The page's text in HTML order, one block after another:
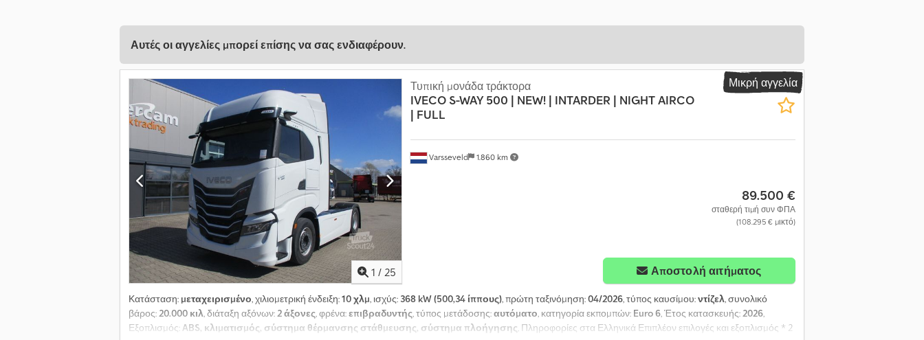
Αυτές οι αγγελίες μπορεί επίσης να σας ενδιαφέρουν.
Μικρή αγγελία
1 / 25
Varsseveld 1.860 km
Τυπική μονάδα τράκτορα
IVECO S-WAY 500 | NEW! | INTARDER | NIGHT AIRCO
| FULL
89.500 €
σταθερή τιμή συν ΦΠΑ
(108.295 € μικτό)
Αποστολή αιτήματος
Κατάσταση: μεταχειρισμένο, χιλιομετρική ένδειξη:10 χλμ, ισχύς: 368 kW (500,34 ίππους), πρώτη ταξινόμηση:04/2026, τύπος καυσίμου:ντίζελ, συνολικό
βάρος:20.000 κιλ, διάταξη αξόνων:2 άξονες, φρένα:επιβραδυντής, τύπος μετάδοσης:αυτόματο, κατηγορία εκπομπών: Euro 6, Έτος κατασκευής:2026,
Εξοπλισμός: ABS, κλιματισμός, σύστημα θέρμανσης στάθμευσης, σύστημα πλοήγησης, Πληροφορίες στα Ελληνικά Επιπλέον επιλογές και εξοπλισμός * 2